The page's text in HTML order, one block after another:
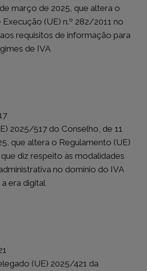
março de 2025, que altera o
(UE) n.º 282/2011 no
requisitos de informação para
de IVA
2025/517 do Conselho, de 11
que altera o Regulamento (UE)
diz respeito às modalidades
no domínio do IVA
era digital
(UE) 2025/421 da